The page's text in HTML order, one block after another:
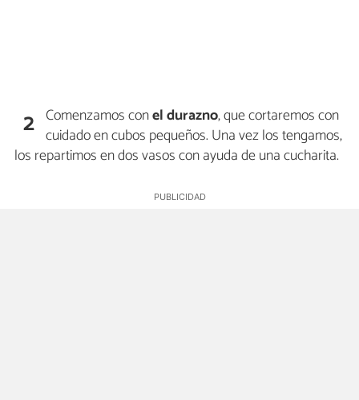
2 Comenzamos conel durazno, que cortaremos con
cuidado en cubos pequeños. Una vez los tengamos,
los repartimos en dos vasos con ayuda de una cucharita.